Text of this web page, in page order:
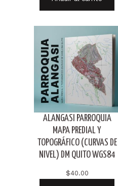
$2.00.$0.00.
ALANGASI PARROQUIA
MAPA PREDIAL Y
TOPOGRÁFICO (CURVAS DE
NIVEL) DM QUITO WGS84
$40.00